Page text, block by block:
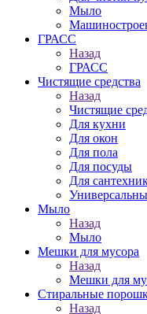
Мыло
ГРАСС
Назад
ГРАСС
Чистящие средства
Назад
Чистящие
Для кухни
Для окон
Для пола
Для посуды
Для
Мыло
Назад
Мыло
Мешки для мусора
Назад
Мешки для
Стиральные
Назад